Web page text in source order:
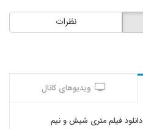
نظرات
ویدیوهای کانال
دانلود فیلم متری شیش و نیم